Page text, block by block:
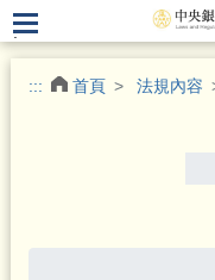
.
::: 首頁 法規內容